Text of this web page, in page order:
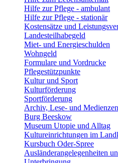
Hilfe zur Pflege - ambulant
Hilfe zur Pflege - stationär
Kostensätze und
Landesteilhabegeld
Miet- und Energieschulden
Wohngeld
Formulare und Vordrucke
Pflegestützpunkte
Kultur und Sport
Kulturförderung
Sportförderung
Archiv, Lese- und
Burg Beeskow
Museum Utopie und Alltag
Kultureinrichtungen im
Kursbuch Oder-Spree
Ausländerangelegenheiten